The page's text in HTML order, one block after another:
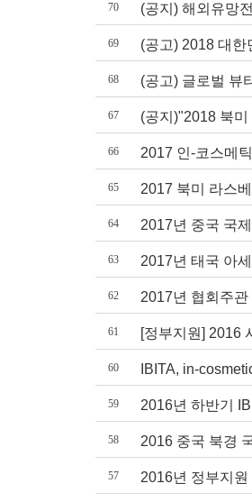
70 (공지) 해외유망
69 (공고) 2018 대
68 (공고) 글로벌 뷰
67 (공지)"2018 북
66 2017 인-코스메
65 2017 북미 라스
64 2017년 중국 국
63 2017년 태국 아
62 2017년 협회주
61 [정부지원] 2016
60 IBITA, in-
59 2016년 하반기
58 2016 중국 북경
57 2016년 정부지